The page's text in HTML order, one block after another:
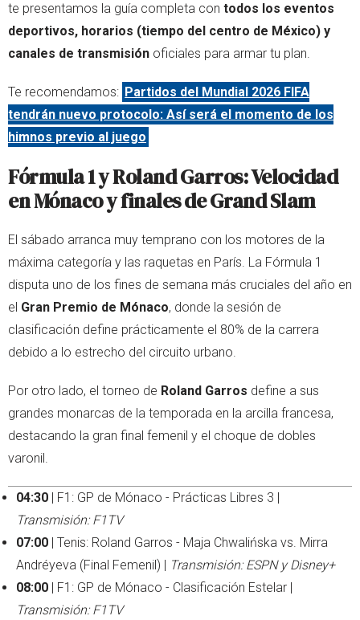
te presentamos la guía completa con todos los eventos
deportivos, horarios (tiempo del centro de México) y
canales de transmisión oficiales para armar tu plan.
Te recomendamos: Partidos del Mundial 2026 FIFA
tendrán nuevo protocolo: Así será el momento de los
himnos previo al juego
Fórmula 1 y Roland Garros: Velocidad
en Mónaco y finales de Grand Slam
El sábado arranca muy temprano con los motores de la
máxima categoría y las raquetas en París. La Fórmula 1
disputa uno de los fines de semana más cruciales del año en
el Gran Premio de Mónaco, donde la sesión de
clasificación define prácticamente el 80% de la carrera
debido a lo estrecho del circuito urbano.
Por otro lado, el torneo de Roland Garros define a sus
grandes monarcas de la temporada en la arcilla francesa,
destacando la gran final femenil y el choque de dobles
varonil.
04:30 | F1: GP de Mónaco - Prácticas Libres 3 |
Transmisión: F1TV
07:00 | Tenis: Roland Garros - Maja Chwalińska vs. Mirra
Andréyeva (Final Femenil) | Transmisión: ESPN y Disney+
08:00 | F1: GP de Mónaco - Clasificación Estelar |
Transmisión: F1TV